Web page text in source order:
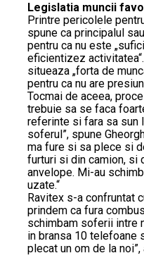
Legislatia muncii
Printre pericolele
spune ca principalul
pentru ca nu este
eficientizez
situeaza „forta de
pentru ca nu are
Tocmai de aceea,
trebuie sa se faca
referinte si fara sa sun
soferul”, spune
ma fure si sa plece si
furturi si din camion, si
anvelope. Mi-au
uzate.“
Ravitex s-a confruntat
prindem ca fura
schimbam soferii intre
in bransa 10 telefoane
plecat un om de la